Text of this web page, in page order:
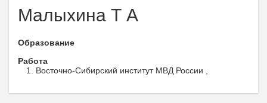
Малыхина Т А
Образование
Работа
Восточно-Сибирский институт МВД России ,